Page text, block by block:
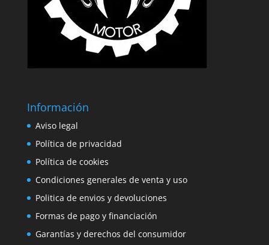
Información
Aviso legal
Política de privacidad
Política de cookies
Condiciones generales de venta y uso
Politica de envios y devoluciones
Formas de pago y financiación
Garantías y derechos del consumidor